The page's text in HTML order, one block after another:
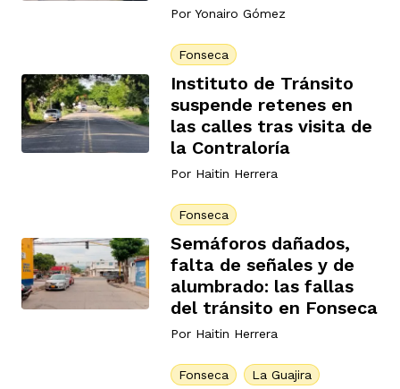
Por Yonairo Gómez
Fonseca
Instituto de Tránsito
suspende retenes en
las calles tras visita de
la Contraloría
Por Haitin Herrera
Fonseca
Semáforos dañados,
falta de señales y de
alumbrado: las fallas
del tránsito en Fonseca
Por Haitin Herrera
Fonseca La Guajira